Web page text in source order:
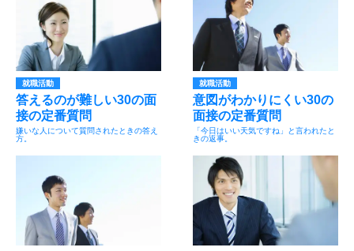
就職活動
答えるのが難しい30の面
接の定番質問
嫌いな人について質問されたときの答え
方。
就職活動
意図がわかりにくい30の
面接の定番質問
「今日はいい天気ですね」と言われたと
きの返事。